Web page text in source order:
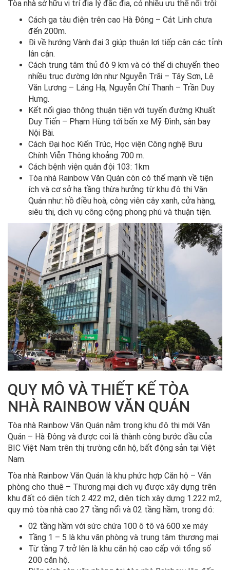
Tòa nhà sở hữu vị trí địa lý đắc địa, có nhiều ưu thế nổi trội:
Cách ga tàu điện trên cao Hà Đông – Cát Linh chưa
đến 200m.
Đi về hướng Vành đai 3 giúp thuận lợi tiếp cận các tỉnh
lân cận.
Cách trung tâm thủ đô 9 km và có thể di chuyển theo
nhiều trục đường lớn như Nguyễn Trãi – Tây Sơn, Lê
Văn Lương – Láng Hạ, Nguyễn Chí Thanh – Trần Duy
Hưng.
Kết nối giao thông thuận tiện với tuyến đường Khuất
Duy Tiến – Phạm Hùng tới bến xe Mỹ Đình, sân bay
Nội Bài.
Cách Đại học Kiến Trúc, Học viện Công nghệ Bưu
Chính Viễn Thông khoảng 700 m.
Cách bệnh viện quân đội 103: 1km
Tòa nhà Rainbow Văn Quán còn có thế mạnh về tiện
ích và cơ sở hạ tầng thừa hưởng từ khu đô thị Văn
Quán như: hồ điều hoà, công viên cây xanh, cửa hàng,
siêu thị, dịch vụ công cộng phong phú và thuận tiện.
QUY MÔ VÀ THIẾT KẾ TÒA
NHÀ RAINBOW VĂN QUÁN
Tòa nhà Rainbow Văn Quán nằm trong khu đô thị mới Văn
Quán – Hà Đông và được coi là thành công bước đầu của
BIC Việt Nam trên thị trường căn hộ, bất động sản tại Việt
Nam.
Tòa nhà Rainbow Văn Quán là khu phức hợp Căn hộ – Văn
phòng cho thuê – Thương mại dịch vụ được xây dựng trên
khu đất có diện tích 2.422 m2, diện tích xây dựng 1.222 m2,
quy mô tòa nhà cao 27 tầng nổi và 02 tầng hầm, trong đó:
02 tầng hầm với sức chứa 100 ô tô và 600 xe máy
Tầng 1 – 5 là khu văn phòng và trung tâm thương mại.
Từ tầng 7 trở lên là khu căn hộ cao cấp với tổng số
200 căn hộ.